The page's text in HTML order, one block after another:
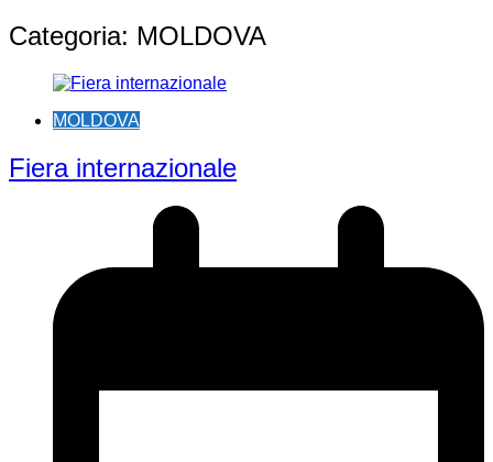
Categoria: MOLDOVA
MOLDOVA
Fiera internazionale